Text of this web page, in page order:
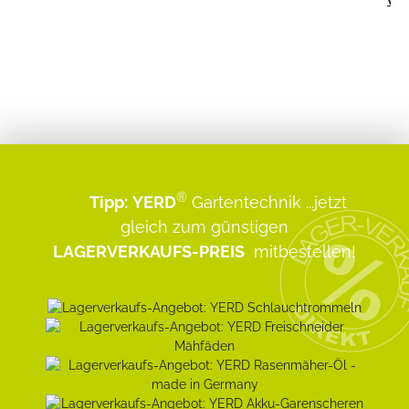
Tipp: YERD® Gartentechnik ...jetzt
gleich zum günstigen
LAGERVERKAUFS-PREIS mitbestellen!